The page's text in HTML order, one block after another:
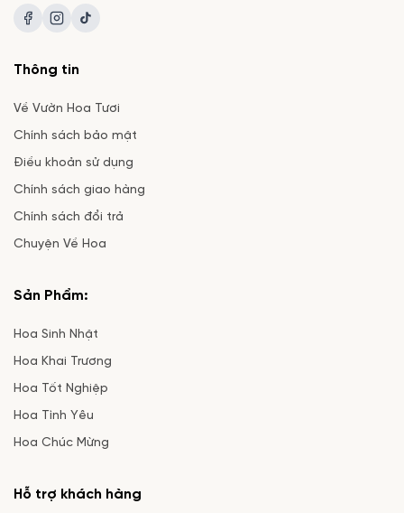
Thông tin
Về Vườn Hoa Tươi
Chính sách bảo mật
Điều khoản sử dụng
Chính sách giao hàng
Chính sách đổi trả
Chuyện Về Hoa
Sản Phẩm:
Hoa Sinh Nhật
Hoa Khai Trương
Hoa Tốt Nghiệp
Hoa Tình Yêu
Hoa Chúc Mừng
Hỗ trợ khách hàng